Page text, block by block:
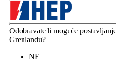
Odobravate li moguće
Grenlandu?
NE